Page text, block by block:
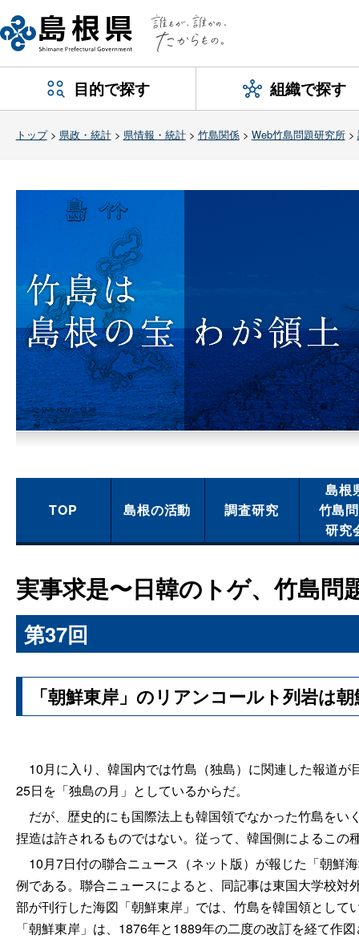
目的で探す 組織で探す
トップ> 県政・統計> 県情報・統計> 竹島関係> Web竹島問題研究所>
TOP 島根の活動 調査研究
島根
竹島
研究
実事求是〜日韓のトゲ、竹島問
第37回
「朝鮮東岸」のリアンコールト列岩は
10月に入り、韓国内では竹島（独島）に関連した報道
25日を「独島の月」としているからだ。
だが、歴史的にも国際法上も韓国領でなかった竹島をい
捏造は許されるものではない。従って、韓国側によるこ
10月7日付の聯合ニュース（ネット版）が報じた「朝鮮
例である。聯合ニュースによると、同記事は東国大学校
部が刊行した海図「朝鮮東岸」では、竹島を韓国領とし
「朝鮮東岸」は、1876年と1889年の二度の改訂を経て作